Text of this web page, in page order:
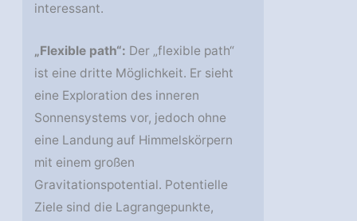
interessant.
„Flexible path“: Der „flexible path“
ist eine dritte Möglichkeit. Er sieht
eine Exploration des inneren
Sonnensystems vor, jedoch ohne
eine Landung auf Himmelskörpern
mit einem großen
Gravitationspotential. Potentielle
Ziele sind die Lagrangepunkte,